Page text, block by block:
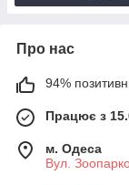
Про нас
94%
Працює з
м. Одеса
Вул.